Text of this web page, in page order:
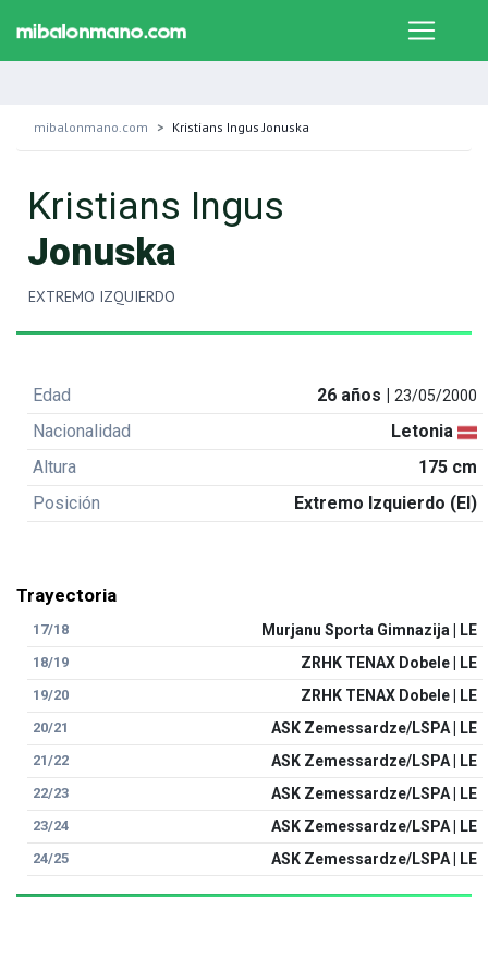
mibalonmano.com Kristians Ingus Jonuska
Kristians Ingus
Jonuska
EXTREMO IZQUIERDO
Edad 26 años |23/05/2000
Nacionalidad
Letonia
Altura
175 cm
Posición
Extremo Izquierdo (EI)
Trayectoria
17/18 Murjanu Sporta Gimnazija | LE
18/19 ZRHK TENAX Dobele | LE
19/20 ZRHK TENAX Dobele | LE
20/21 ASK Zemessardze/LSPA | LE
21/22 ASK Zemessardze/LSPA | LE
22/23 ASK Zemessardze/LSPA | LE
23/24 ASK Zemessardze/LSPA | LE
24/25 ASK Zemessardze/LSPA | LE